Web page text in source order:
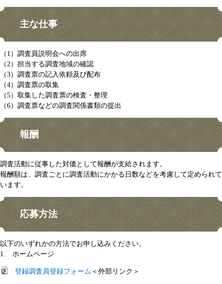
主な仕事
（1）調査員説明会への出席
（2）担当する調査地域の確認
（3）調査票の記入依頼及び配布
（4）調査票の取集
（5）取集した調査票の検査・整理
（6）調査票などの調査関係書類の提出
報酬
調査活動に従事した対価として報酬が支給されます。
報酬額は、調査ごとに調査活動にかかる日数などを考慮して定められて
います。
応募方法
以下のいずれかの方法でお申し込みください。
1. ホームページ
登録調査員登録フォーム ＜外部リンク＞